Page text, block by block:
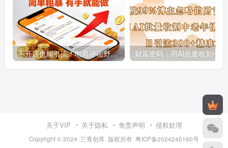
不开店也能引流！电商评论野路子 简单粗暴 有手就能做
关于VIP 关于隐私 免责声明 侵权处理
Copyright © 2024 ·三青创库 版权所有 粤ICP备2024245160号